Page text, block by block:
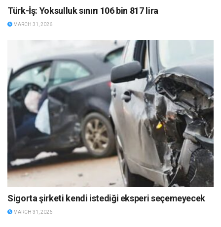
Türk-İş: Yoksulluk sınırı 106 bin 817 lira
MARCH 31, 2026
Sigorta şirketi kendi istediği eksperi seçemeyecek
MARCH 31, 2026